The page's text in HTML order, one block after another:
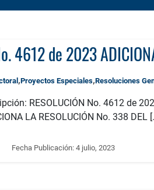
,Proyectos Especiales,Resoluciones
RESOLUCIÓN No. 4612 de
LA RESOLUCIÓN No. 338 DEL
Fecha Publicación:4 julio, 2023